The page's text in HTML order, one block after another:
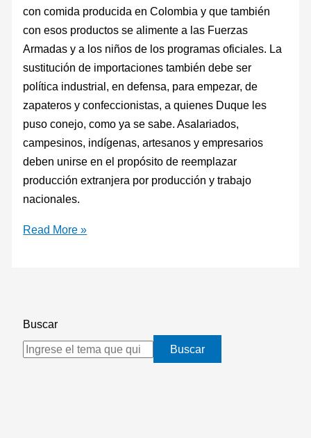
con comida producida en Colombia y que también
con esos productos se alimente a las Fuerzas
Armadas y a los niños de los programas oficiales. La
sustitución de importaciones también debe ser
política industrial, en defensa, para empezar, de
zapateros y confeccionistas, a quienes Duque les
puso conejo, como ya se sabe. Asalariados,
campesinos, indígenas, artesanos y empresarios
deben unirse en el propósito de reemplazar
producción extranjera por producción y trabajo
nacionales.
Read More »
Buscar
Buscar